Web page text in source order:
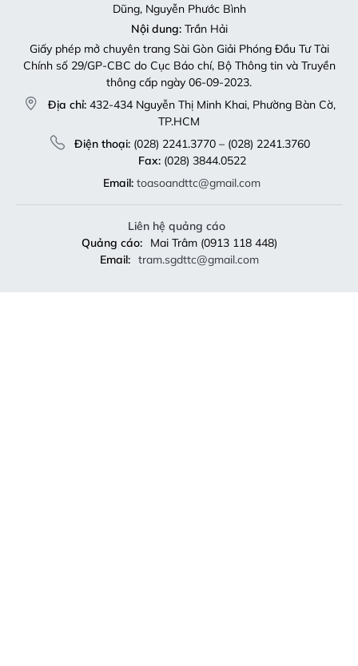
Dũng, Nguyễn Phước Bình
Nội dung:Trần Hải
Giấy phép mở chuyên trang Sài Gòn Giải Phóng Đầu Tư Tài
Chính số 29/GP-CBC do Cục Báo chí, Bộ Thông tin và Truyền
thông cấp ngày 06-09-2023.
Địa chỉ: 432-434 Nguyễn Thị Minh Khai, Phường Bàn Cờ,
TP.HCM
Điện thoại:(028) 2241.3770 – (028) 2241.3760
Fax:(028) 3844.0522
Email: toasoandttc@gmail.com
Liên hệ quảng cáo
Quảng cáo:
Mai Trâm (0913 118 448)
Email: tram.sgdttc@gmail.com